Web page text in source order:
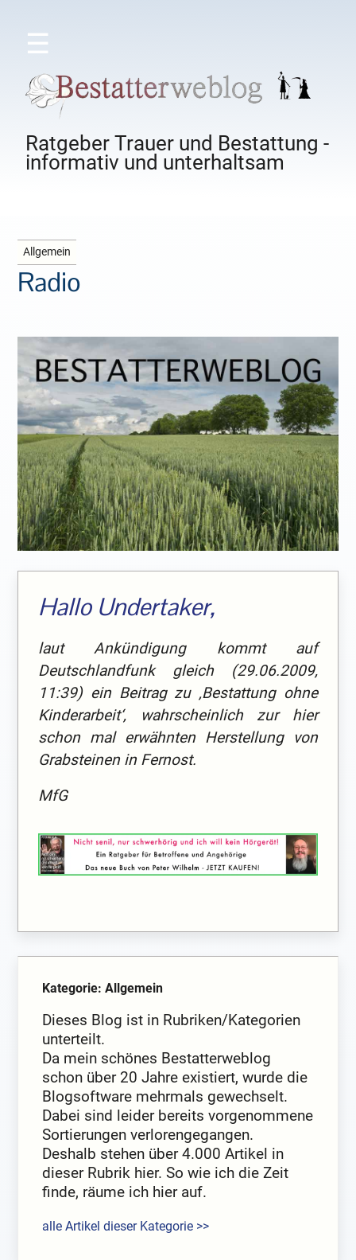
☰
Ratgeber Trauer und Bestattung -
informativ und unterhaltsam
Allgemein
Radio
Hallo Undertaker,
laut Ankündigung kommt auf
Deutschlandfunk gleich (29.06.2009,
11:39) ein Beitrag zu ‚Bestattung ohne
Kinderarbeit‘, wahrscheinlich zur hier
schon mal erwähnten Herstellung von
Grabsteinen in Fernost.
MfG
Kategorie: Allgemein
Dieses Blog ist in Rubriken/Kategorien
unterteilt.
Da mein schönes Bestatterweblog
schon über 20 Jahre existiert, wurde die
Blogsoftware mehrmals gewechselt.
Dabei sind leider bereits vorgenommene
Sortierungen verlorengegangen.
Deshalb stehen über 4.000 Artikel in
dieser Rubrik hier. So wie ich die Zeit
finde, räume ich hier auf.
alle Artikel dieser Kategorie >>